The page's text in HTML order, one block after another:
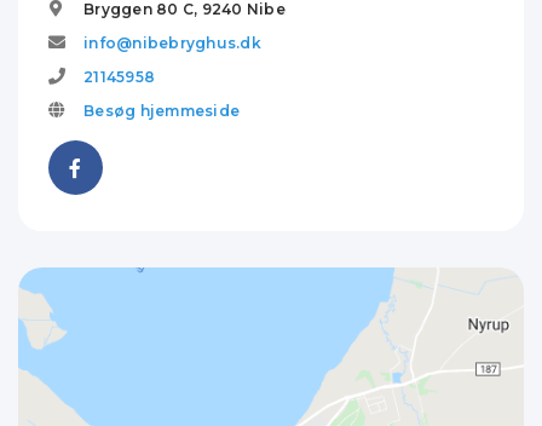
Bryggen 80 C, 9240 Nibe
info@nibebryghus.dk
21145958
Besøg hjemmeside